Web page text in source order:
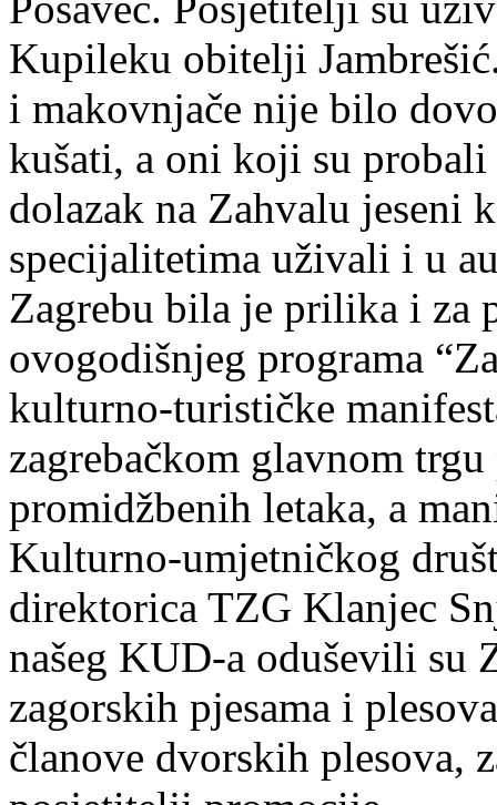
Kupileku obitelji
i makovnjače nije bilo
kušati, a oni koji su
dolazak na Zahvalu jeseni
specijalitetima uživali i u
Zagrebu bila je prilika i za
ovogodišnjeg programa
kulturno-turističke
zagrebačkom glavnom
promidžbenih letaka, a
Kulturno-umjetničkog
direktorica TZG Klanjec
našeg KUD-a oduševili su
zagorskih pjesama i
članove dvorskih plesova,